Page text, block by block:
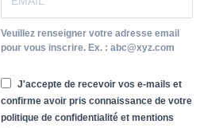
Veuillez renseigner votre adresse email
pour vous inscrire. Ex. : abc@xyz.com
J'accepte de recevoir vos e-mails et
confirme avoir pris connaissance de votre
politique de confidentialité et mentions